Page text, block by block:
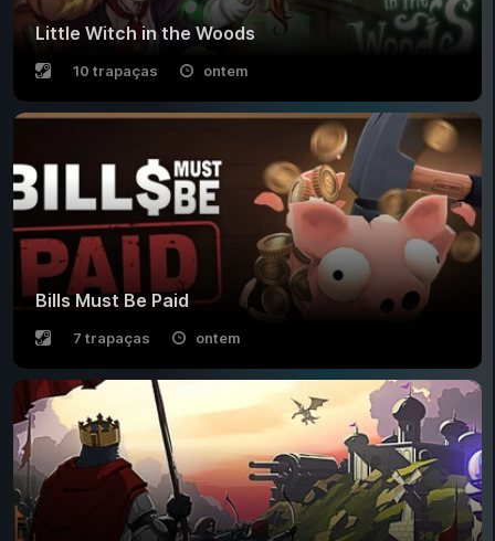
Little Witch in the Woods
10 trapaças ontem
Bills Must Be Paid
7 trapaças ontem